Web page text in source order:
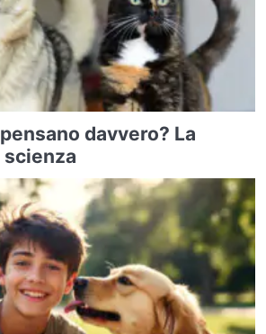
davvero? La